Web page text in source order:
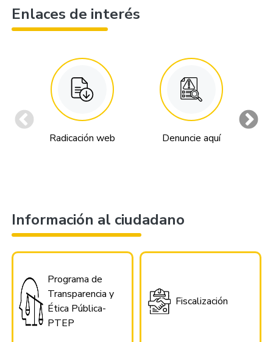
Enlaces de interés
Radicación web Denuncie aquí
Información al ciudadano
Programa de
Transparencia y
Ética Pública-
PTEP
Fiscalización